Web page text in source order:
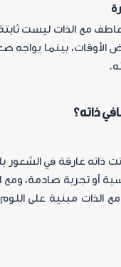
مع الذات ليست
بينما يواجه
.
ذاته؟
ذاته غارقة في
أو تجربة صادمة، ومع
الذات مبنية على